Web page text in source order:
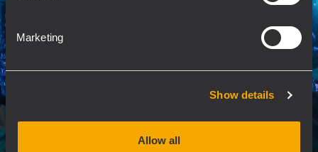
Marketing
Show details
Allow all